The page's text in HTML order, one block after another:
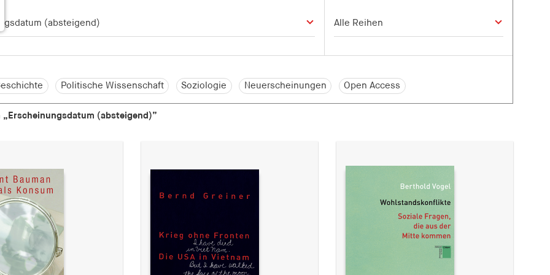
Politische Wissenschaft Soziologie Neuerscheinungen Open Access
„Erscheinungsdatum (absteigend)”